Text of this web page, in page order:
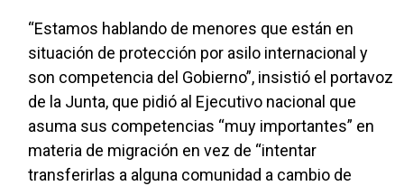
“Estamos hablando de menores que están en
situación de protección por asilo internacional y
son competencia del Gobierno”, insistió el portavoz
de la Junta, que pidió al Ejecutivo nacional que
asuma sus competencias “muy importantes” en
materia de migración en vez de “intentar
transferirlas a alguna comunidad a cambio de